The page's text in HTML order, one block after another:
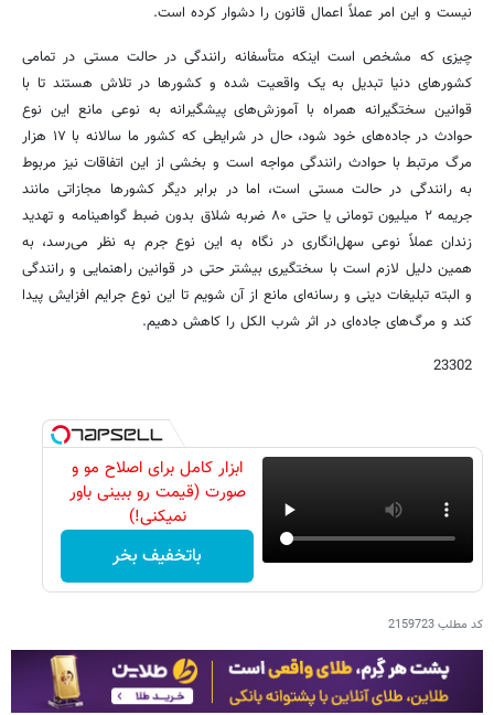
نیست و این امر عملاً اعمال قانون را دشوار کرده است.
چیزی که مشخص است اینکه متأسفانه رانندگی در حالت مستی در تمامی
کشورهای دنیا تبدیل به یک واقعیت شده و کشورها در تلاش هستند تا با
قوانین سختگیرانه همراه با آموزش‌های پیشگیرانه به نوعی مانع این نوع
حوادث در جاده‌های خود شود، حال در شرایطی که کشور ما سالانه با ۱۷ هزار
مرگ مرتبط با حوادث رانندگی مواجه است و بخشی از این اتفاقات نیز مربوط
به رانندگی در حالت مستی است، اما در برابر دیگر کشورها مجازاتی مانند
جریمه ۲ میلیون تومانی یا حتی ۸۰ ضربه شلاق بدون ضبط گواهینامه و تهدید
زندان عملاً نوعی سهل‌انگاری در نگاه به این نوع جرم به نظر می‌رسد، به
همین دلیل لازم است با سختگیری بیشتر حتی در قوانین راهنمایی و رانندگی
و البته تبلیغات دینی و رسانه‌ای مانع از آن شویم تا این نوع جرایم افزایش پیدا
کند و مرگ‌های جاده‌ای در اثر شرب الکل را کاهش دهیم.
23302
ابزار کامل برای اصلاح مو و
صورت (قیمت رو ببینی باور
نمیکنی!)
باتخفیف بخر
کد مطلب2159723